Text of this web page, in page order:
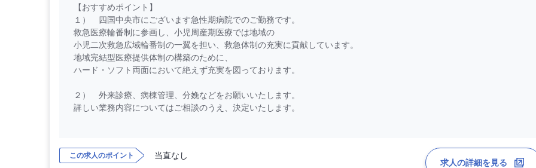
【おすすめポイント】
１） 四国中央市にございます急性期病院でのご勤務です。
救急医療輪番制に参画し、小児周産期医療では地域の
小児二次救急広域輪番制の一翼を担い、救急体制の充実に貢献しています。
地域完結型医療提供体制の構築のために、
ハード・ソフト両面において絶えず充実を図っております。
２） 外来診療、病棟管理、分娩などをお願いいたします。
詳しい業務内容についてはご相談のうえ、決定いたします。
お車ですと5分の場所にございます。
この求人のポイント 当直なし
求人の詳細を見る